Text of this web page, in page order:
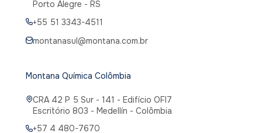
Porto Alegre - RS
+55 51 3343-4511
montanasul@montana.com.br
Montana Química Colômbia
CRA 42 P 5 Sur - 141 - Edifício OFI7
Escritório 803 - Medellín - Colômbia
+57 4 480-7670